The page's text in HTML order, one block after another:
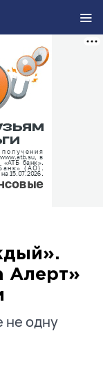
Алерт»
не одну